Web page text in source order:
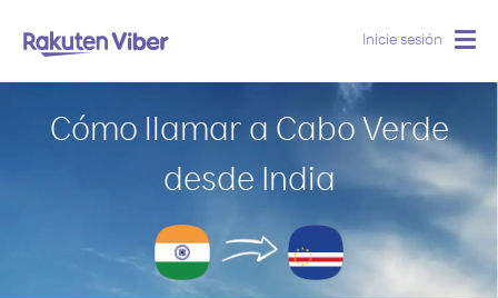
Inicie sesión
Cómo llamar a Cabo Verde
desde India